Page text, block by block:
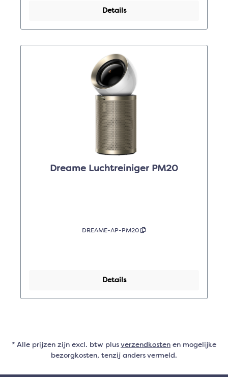
Details
Dreame Luchtreiniger PM20
DREAME-AP-PM20
Details
* Alle prijzen zijn excl. btw plus verzendkosten en mogelijke
bezorgkosten, tenzij anders vermeld.